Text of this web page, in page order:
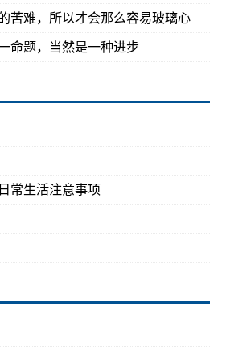
苦难，所以才会那么容易玻璃心
命题，当然是一种进步
常生活注意事项